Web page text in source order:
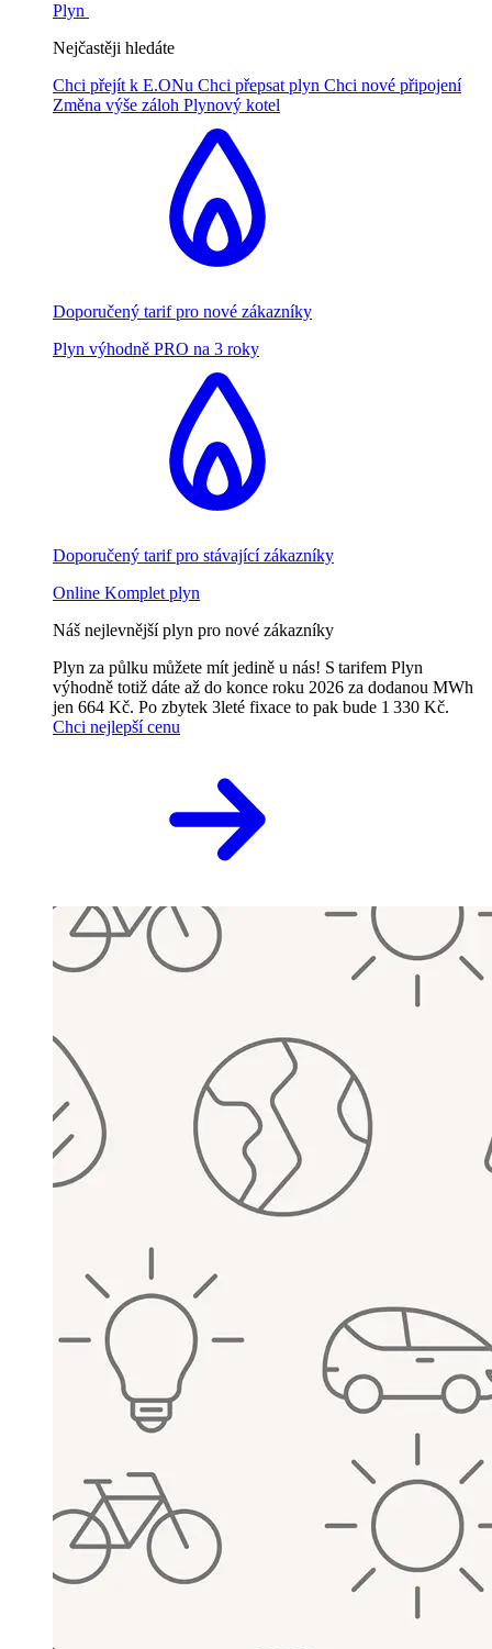
Plyn
Nejčastěji hledáte
Chci přejít k E.ONu Chci přepsat plyn Chci nové připojení
Změna výše záloh Plynový kotel
Doporučený tarif pro nové zákazníky
Plyn výhodně PRO na 3 roky
Doporučený tarif pro stávající zákazníky
Online Komplet plyn
Náš nejlevnější plyn pro nové zákazníky
Plyn za půlku můžete mít jedině u nás! S tarifem Plyn
výhodně totiž dáte až do konce roku 2026 za dodanou MWh
jen 664 Kč. Po zbytek 3leté fixace to pak bude 1 330 Kč.
Chci nejlepší cenu